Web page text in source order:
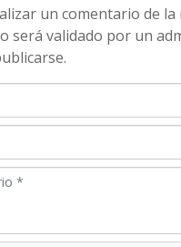
un comentario de la
será validado por un